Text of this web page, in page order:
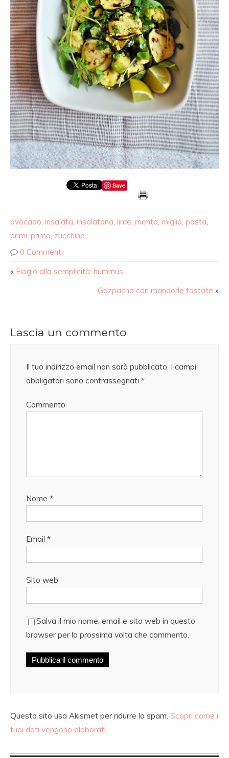
Save
avocado insalata insalatona lime menta miglio pasta
primi primo zucchine
0 Commenti
« Elogio alla semplicità: hummus
Gazpacho con mandorle tostate »
Lascia un commento
Il tuo indirizzo email non sarà pubblicato. I campi
obbligatori sono contrassegnati *
Commento
Nome *
Email *
Sito web
Salva il mio nome, email e sito web in questo
browser per la prossima volta che commento.
Questo sito usa Akismet per ridurre lo spam. Scopri come i
tuoi dati vengono elaborati